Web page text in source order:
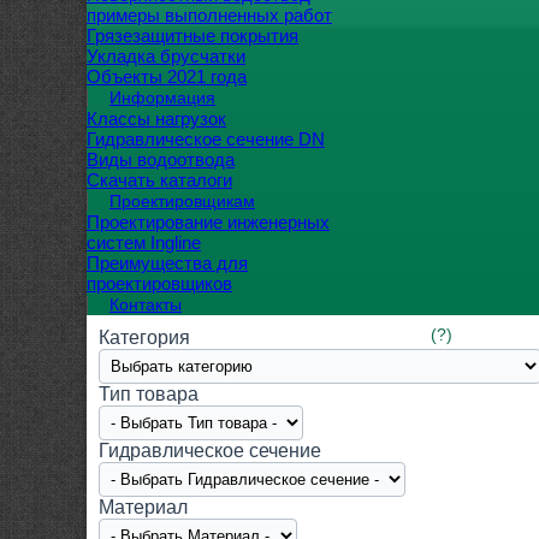
примеры выполненных работ
Грязезащитные покрытия
Укладка брусчатки
Объекты 2021 года
Информация
Классы нагрузок
Гидравлическое сечение DN
Виды водоотвода
Скачать каталоги
Проектировщикам
Проектирование инженерных
систем Ingline
Преимущества для
проектировщиков
Контакты
(?)
Категория
Тип товара
Гидравлическое сечение
Материал